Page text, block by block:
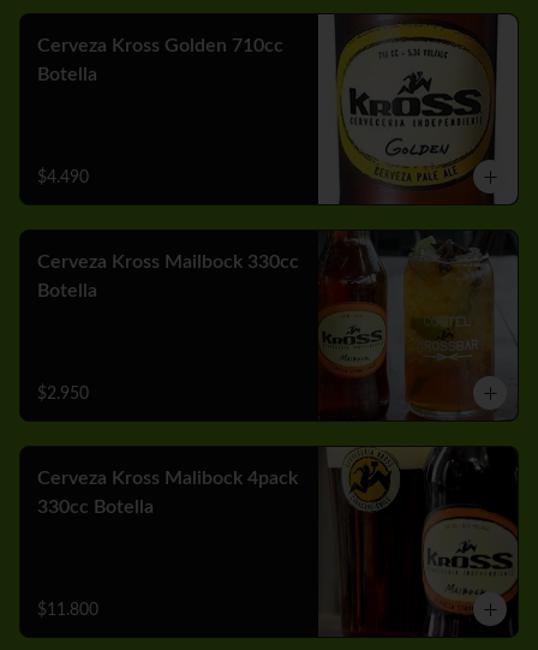
Cerveza Kross Golden 710cc
Botella
$4.490
Cerveza Kross Mailbock 330cc
Botella
$2.950
Cerveza Kross Malibock 4pack
330cc Botella
$11.800